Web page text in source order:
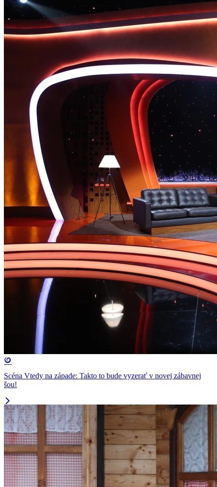
Scéna Vtedy na západe: Takto to bude vyzerať v novej zábavnej
šou!